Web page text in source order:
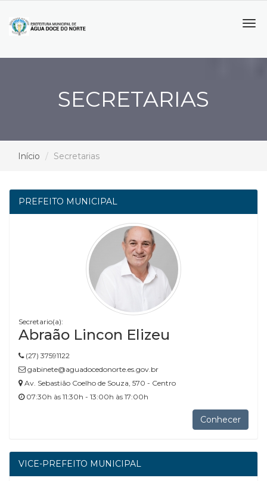
SECRETARIAS
Início Secretarias
PREFEITO MUNICIPAL
Secretario(a):
Abraão Lincon Elizeu
(27) 37591122
gabinete@aguadocedonorte.es.gov.br
Av. Sebastião Coelho de Souza, 570 - Centro
07:30h às 11:30h - 13:00h às 17:00h
Conhecer
VICE-PREFEITO MUNICIPAL